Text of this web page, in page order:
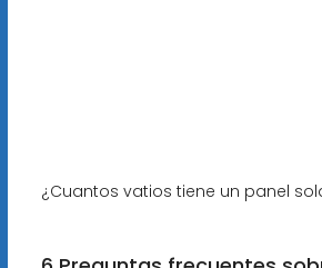
¿Cuantos vatios tiene un panel